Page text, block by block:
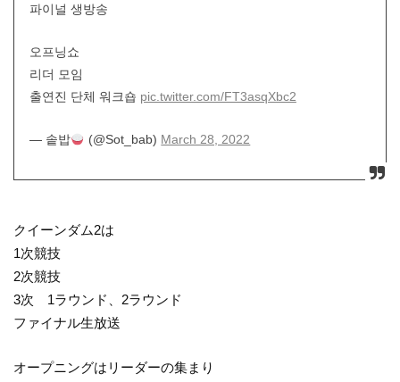
파이널 생방송
오프닝쇼
리더 모임
출연진 단체 워크숍 pic.twitter.com/FT3asqXbc2
— 솥밥 (@Sot_bab) March 28, 2022
クイーンダム2は
1次競技
2次競技
3次 1ラウンド、2ラウンド
ファイナル生放送
オープニングはリーダーの集まり